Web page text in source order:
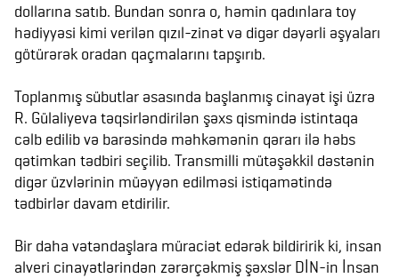
dollarına satıb. Bundan sonra o, həmin qadınlara toy
hədiyyəsi kimi verilən qızıl-zinət və digər dəyərli əşyaları
götürərək oradan qaçmalarını tapşırıb.
Toplanmış sübutlar əsasında başlanmış cinayət işi üzrə
R. Gülaliyeva təqsirləndirilən şəxs qismində istintaqa
cəlb edilib və barəsində məhkəmənin qərarı ilə həbs
qətimkan tədbiri seçilib. Transmilli mütəşəkkil dəstənin
digər üzvlərinin müəyyən edilməsi istiqamətində
tədbirlər davam etdirilir.
Bir daha vətəndaşlara müraciət edərək bildiririk ki, insan
alveri cinayətlərindən zərərçəkmiş şəxslər DİN-in İnsan